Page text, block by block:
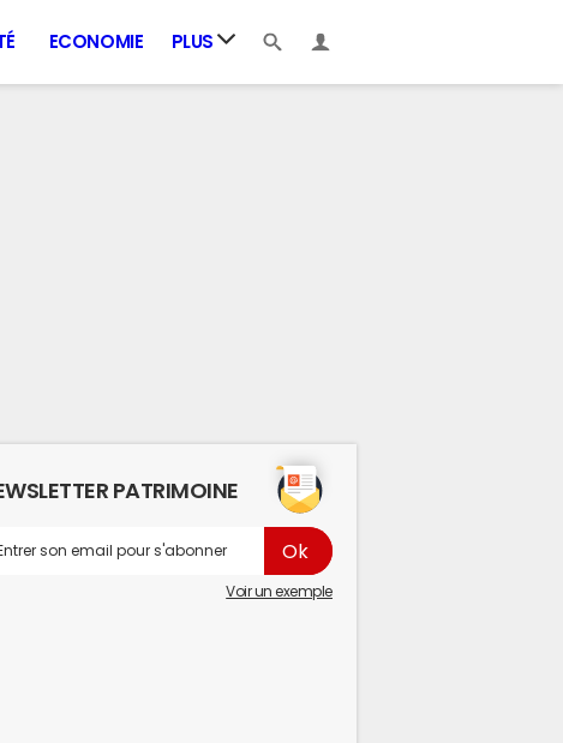
ECONOMIE PLUS
PATRIMOINE
Voir un exemple